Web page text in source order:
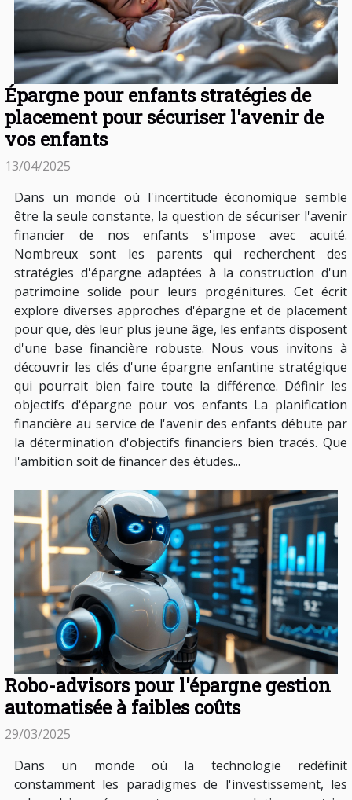
Épargne pour enfants stratégies de
placement pour sécuriser l'avenir de
vos enfants
13/04/2025
Dans un monde où l'incertitude économique semble
être la seule constante, la question de sécuriser l'avenir
financier de nos enfants s'impose avec acuité.
Nombreux sont les parents qui recherchent des
stratégies d'épargne adaptées à la construction d'un
patrimoine solide pour leurs progénitures. Cet écrit
explore diverses approches d'épargne et de placement
pour que, dès leur plus jeune âge, les enfants disposent
d'une base financière robuste. Nous vous invitons à
découvrir les clés d'une épargne enfantine stratégique
qui pourrait bien faire toute la différence. Définir les
objectifs d'épargne pour vos enfants La planification
financière au service de l'avenir des enfants débute par
la détermination d'objectifs financiers bien tracés. Que
l'ambition soit de financer des études...
Robo-advisors pour l'épargne gestion
automatisée à faibles coûts
29/03/2025
Dans un monde où la technologie redéfinit
constamment les paradigmes de l'investissement, les